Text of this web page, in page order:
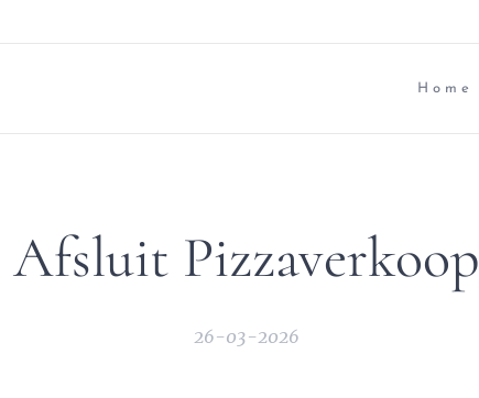
Home
Afsluit Pizzaverkoop
26-03-2026